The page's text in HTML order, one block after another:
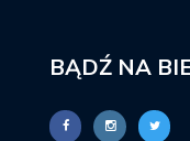
BĄDŹ NA